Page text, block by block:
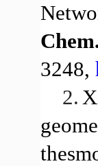
3248,
2.